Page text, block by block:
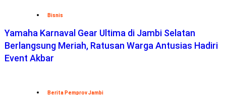
Bisnis
Yamaha Karnaval Gear Ultima di Jambi Selatan
Berlangsung Meriah, Ratusan Warga Antusias Hadiri
Event Akbar
Berita Pemprov Jambi